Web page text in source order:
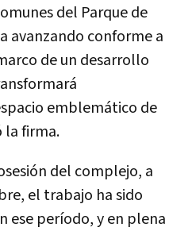
del Parque de
avanzando conforme a
de un desarrollo
emblemático de
la firma.
del complejo, a
el trabajo ha sido
ese período, y en plena